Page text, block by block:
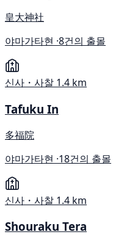
皇大神社
야마가타현 ·8건의 출몰
신사・사찰 1.4 km
Tafuku In
多福院
야마가타현 ·18건의 출몰
신사・사찰 1.4 km
Shouraku Tera